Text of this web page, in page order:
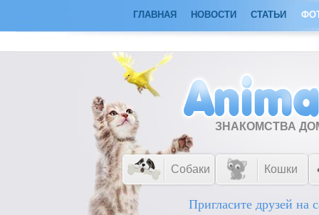
ГЛАВНАЯ НОВОСТИ СТАТЬИ
ЗНАКОМСТВА
Собаки Кошки
Пригласите друзей на